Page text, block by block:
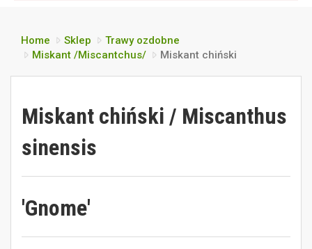
Home Sklep
Trawy ozdobne
Miskant /Miscantchus/
Miskant chiński
Miskant chiński / Miscanthus
sinensis
'Gnome'